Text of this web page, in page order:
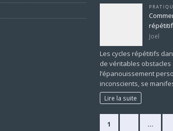
Joel
Les cycles répétitifs
de véritables
l’épanouissement
inconscients, se
Lire la suite
1 …